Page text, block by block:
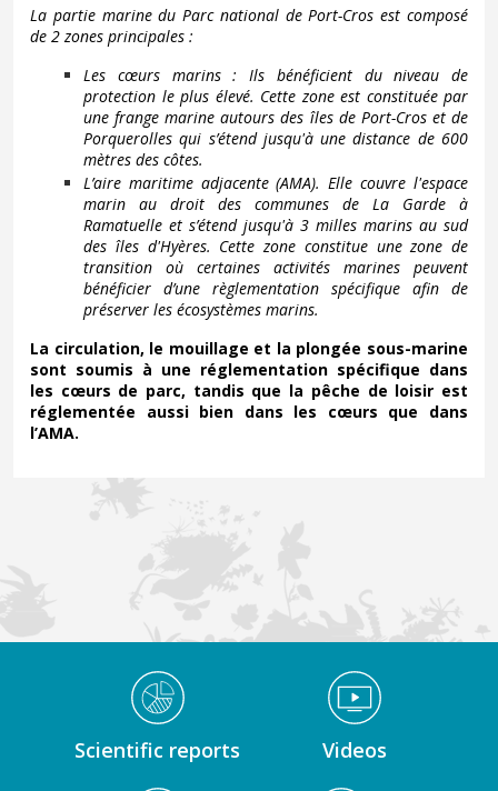
La partie marine du Parc national de Port-Cros est composé
de 2 zones principales :
Les cœurs marins : Ils bénéficient du niveau de
protection le plus élevé. Cette zone est constituée par
une frange marine autours des îles de Port-Cros et de
Porquerolles qui s’étend jusqu'à une distance de 600
mètres des côtes.
L’aire maritime adjacente (AMA). Elle couvre l'espace
marin au droit des communes de La Garde à
Ramatuelle et s’étend jusqu'à 3 milles marins au sud
des îles d'Hyères. Cette zone constitue une zone de
transition où certaines activités marines peuvent
bénéficier d’une règlementation spécifique afin de
préserver les écosystèmes marins.
La circulation, le mouillage et la plongée sous-marine
sont soumis à une réglementation spécifique dans
les cœurs de parc, tandis que la pêche de loisir est
réglementée aussi bien dans les cœurs que dans
l’AMA.
Médiathèque Footer
Scientific reports Videos